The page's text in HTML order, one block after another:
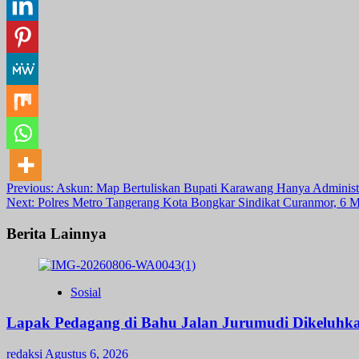
Post
navigation
Previous: Askun: Map Bertuliskan Bupati Karawang Hanya
Next: Polres Metro Tangerang Kota Bongkar Sindikat Curanmor, 6
Berita Lainnya
Sosial
Lapak Pedagang di Bahu Jalan Jurumudi
redaksi Agustus 6, 2026